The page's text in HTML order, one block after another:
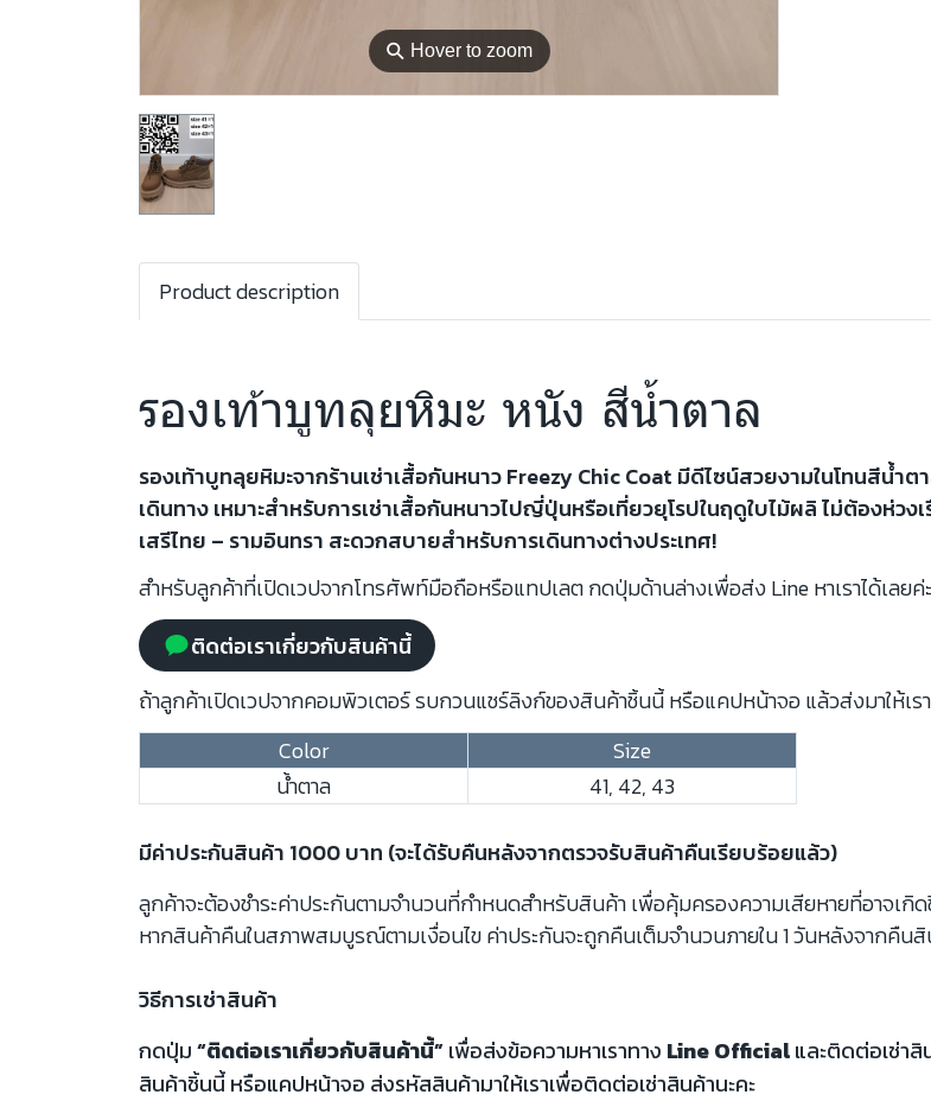
⚲ Hover to zoom
Product description
รองเท้าบูทลุยหิมะ หนัง สีน้ำตาล
รองเท้าบูทลุยหิมะจากร้านเช่าเสื้อกันหนาว Freezy Chic Coat มีดีไซน์สวยงามในโทนสีน้
เดินทาง เหมาะสำหรับการเช่าเสื้อกันหนาวไปญี่ปุ่นหรือเที่ยวยุโรปในฤดูใบไม้ผลิ ไม่ต้องห่
เสรีไทย – รามอินทรา สะดวกสบายสำหรับการเดินทางต่างประเทศ!
สำหรับลูกค้าที่เปิดเวปจากโทรศัพท์มือถือหรือแทปเลต กดปุ่มด้านล่างเพื่อส่ง Line หาเราได้เลยค่ะ
ติดต่อเราเกี่ยวกับสินค้านี้
ถ้าลูกค้าเปิดเวปจากคอมพิวเตอร์ รบกวนแชร์ลิงก์ของสินค้าชิ้นนี้ หรือแคปหน้าจอ แล้วส่งมาให้เร
Color
Size
น้ำตาล
41, 42, 43
มีค่าประกันสินค้า 1000 บาท (จะได้รับคืนหลังจากตรวจรับสินค้าคืนเรียบร้อยแล้ว)
ลูกค้าจะต้องชำระค่าประกันตามจำนวนที่กำหนดสำหรับสินค้า เพื่อคุ้มครองความเสียหายที่อาจเกิ
หากสินค้าคืนในสภาพสมบูรณ์ตามเงื่อนไข ค่าประกันจะถูกคืนเต็มจำนวนภายใน 1 วันหลังจากคืน
วิธีการเช่าสินค้า
กดปุ่ม“ติดต่อเราเกี่ยวกับสินค้านี้”เพื่อส่งข้อความหาเราทาง Line Officialและติดต่อเช่า
สินค้าชิ้นนี้ หรือแคปหน้าจอ ส่งรหัสสินค้ามาให้เราเพื่อติดต่อเช่าสินค้านะคะ